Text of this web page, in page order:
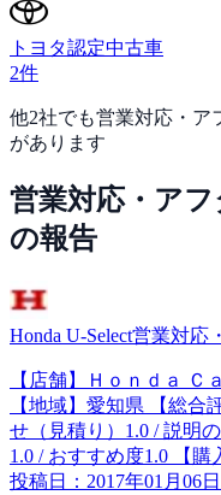
トヨタ認定中古車
2件
他2社でも営業対応・ア
があります
営業対応・ア
の報告
Honda U-Select営業対応
【店舗】Ｈｏｎｄａ Ｃ
【地域】愛知県 【総合
せ（見積り）1.0 / 説明
1.0 / おすすめ度1.0 【購
投稿日：2017年01月06